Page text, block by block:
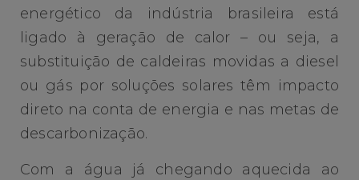
energético da indústria brasileira está
ligado à geração de calor – ou seja, a
substituição de caldeiras movidas a diesel
ou gás por soluções solares têm impacto
direto na conta de energia e nas metas de
descarbonização.
Com a água já chegando aquecida ao